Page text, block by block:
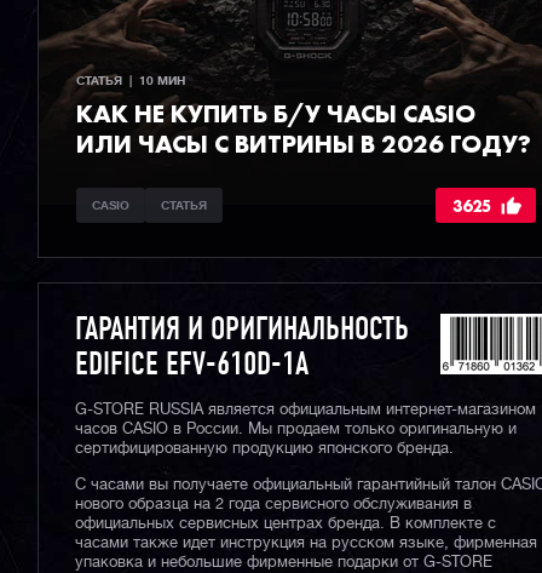
СТАТЬЯ  |  10 МИН
КАК НЕ КУПИТЬ Б/У ЧАСЫ CASIO
ИЛИ ЧАСЫ С ВИТРИНЫ В 2026 ГОДУ?
CASIO СТАТЬЯ 3625
ГАРАНТИЯ И ОРИГИНАЛЬНОСТЬ
EDIFICE EFV-610D-1A
G-STORE RUSSIA является официальным интернет-магазином
часов CASIO в России. Мы продаем только оригинальную и
сертифицированную продукцию японского бренда.
С часами вы получаете официальный гарантийный талон
нового образца на 2 года сервисного обслуживания в
официальных сервисных центрах бренда. В комплекте с
часами также идет инструкция на русском языке, фирменная
упаковка и небольшие фирменные подарки от G-STORE